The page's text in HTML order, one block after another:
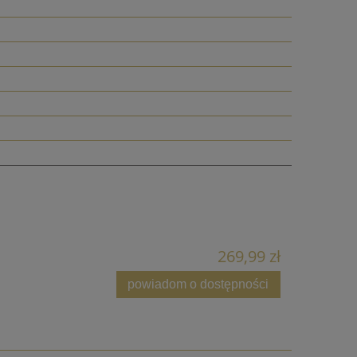
269,99 zł
powiadom o dostępności